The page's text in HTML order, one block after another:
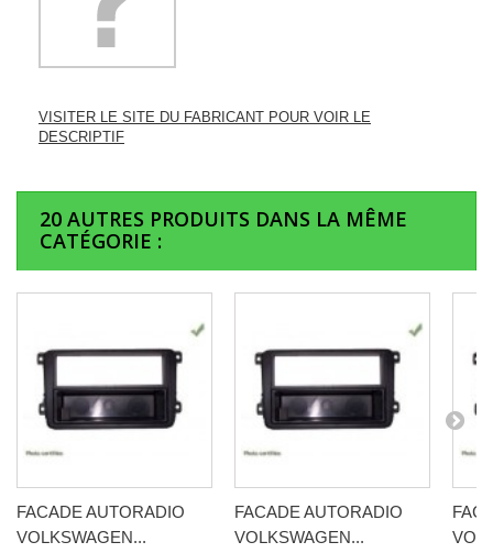
VISITER LE SITE DU FABRICANT POUR VOIR LE
DESCRIPTIF
20 AUTRES PRODUITS DANS LA MÊME
CATÉGORIE :
FACADE AUTORADIO
VOLKSWAGEN...
FACADE AUTORADIO
VOLKSWAGEN...